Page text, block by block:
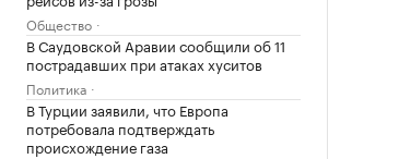
Общество
В Саудовской Аравии сообщили об 11
пострадавших при атаках хуситов
Политика
В Турции заявили, что Европа
потребовала подтверждать
происхождение газа